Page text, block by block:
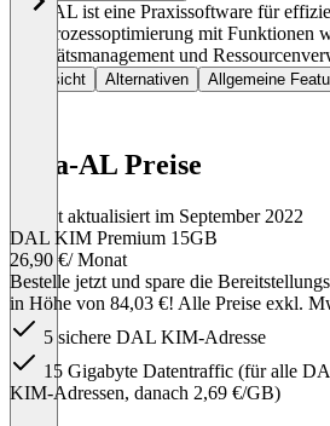
Data-AL ist eine Praxissoftware für
und Prozessoptimierung mit Funktionen
Qualitätsmanagement und
Übersicht Alternativen Allgemeine
Data-AL Preise
Zuletzt aktualisiert im September 2022
DAL KIM Premium 15GB
26,90 €/ Monat
Bestelle jetzt und spare die
in Höhe von 84,03 €! Alle Preise exkl.
5 sichere DAL KIM-Adresse
15 Gigabyte Datentraffic (für alle
KIM-Adressen, danach 2,69 €/GB)